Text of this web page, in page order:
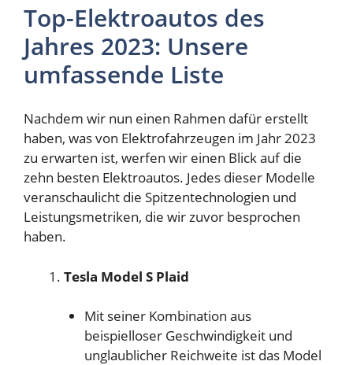
Top-Elektroautos des
Jahres 2023: Unsere
umfassende Liste
Nachdem wir nun einen Rahmen dafür erstellt
haben, was von Elektrofahrzeugen im Jahr 2023
zu erwarten ist, werfen wir einen Blick auf die
zehn besten Elektroautos. Jedes dieser Modelle
veranschaulicht die Spitzentechnologien und
Leistungsmetriken, die wir zuvor besprochen
haben.
Tesla Model S Plaid
Mit seiner Kombination aus
beispielloser Geschwindigkeit und
unglaublicher Reichweite ist das Model